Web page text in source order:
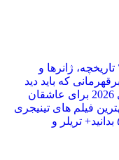
ژانرها و
که باید دید
بهترین سریال های کره ای 2026 برای عاشقان
فیلم‌ های تینیجری
هر آنچه باید درباره انیمیشن شرک ۵ بدانید+ تریلر و